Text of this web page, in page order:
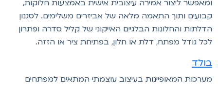
ליצור אמירה עיצובית אישית באמצעות חלוקות,
ותוך התאמה מלאה של אביזרים משלימים. לסגנון
והחלונות הבלגיים האייקוני של קליל סדרה ופתרון
גודל מפתח, דלת או חלון, בפתיחת ציר או הזזה.
המאופיינות בעיצוב עוצמתי המתאים למפתחים